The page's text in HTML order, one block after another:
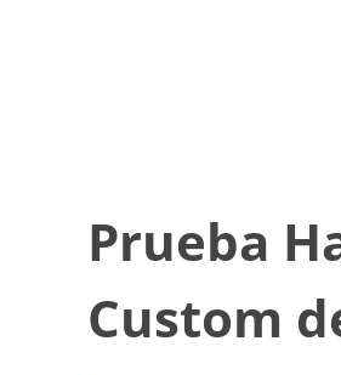
Prueba
Custom